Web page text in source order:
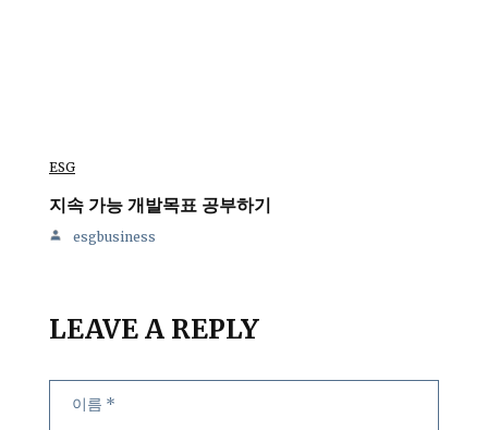
ESG
지속 가능 개발목표 공부하기
esgbusiness
LEAVE A REPLY